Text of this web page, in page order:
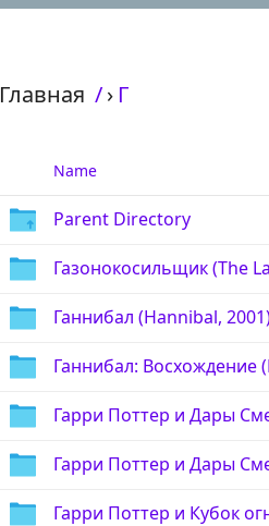
Главная /› Г
Name
Parent Directory
Газонокосильщик (The
Ганнибал (Hannibal,
Ганнибал: Восхождение
Гарри Поттер и Дары
Гарри Поттер и Дары
Гарри Поттер и Кубок